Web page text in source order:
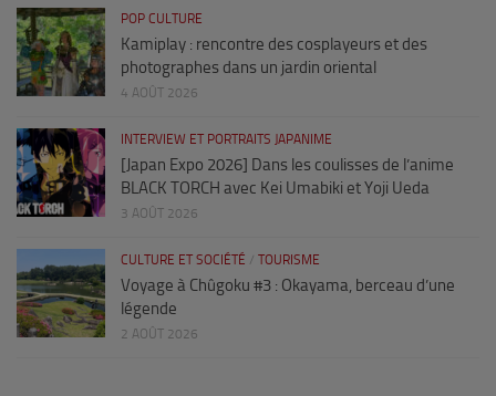
POP CULTURE
Kamiplay : rencontre des cosplayeurs et des
photographes dans un jardin oriental
4 AOÛT 2026
INTERVIEW ET PORTRAITS JAPANIME
[Japan Expo 2026] Dans les coulisses de l’anime
BLACK TORCH avec Kei Umabiki et Yoji Ueda
3 AOÛT 2026
CULTURE ET SOCIÉTÉ / TOURISME
Voyage à Chûgoku #3 : Okayama, berceau d’une
légende
2 AOÛT 2026